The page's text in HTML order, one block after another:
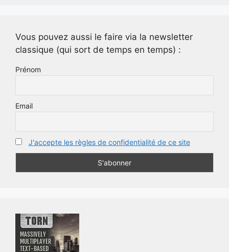
Vous pouvez aussi le faire via la newsletter
classique (qui sort de temps en temps) :
Prénom
Email
J'accepte les règles de confidentialité de ce site